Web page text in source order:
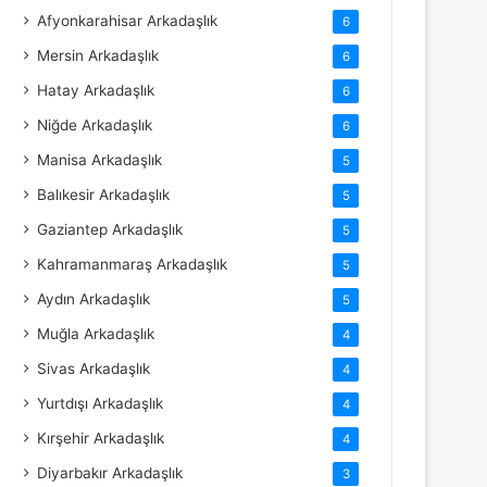
Afyonkarahisar Arkadaşlık 6
Mersin Arkadaşlık 6
Hatay Arkadaşlık 6
Niğde Arkadaşlık 6
Manisa Arkadaşlık 5
Balıkesir Arkadaşlık 5
Gaziantep Arkadaşlık 5
Kahramanmaraş Arkadaşlık 5
Aydın Arkadaşlık 5
Muğla Arkadaşlık 4
Sivas Arkadaşlık 4
Yurtdışı Arkadaşlık 4
Kırşehir Arkadaşlık 4
Diyarbakır Arkadaşlık 3